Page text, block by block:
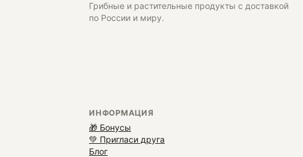
Грибные и растительные продукты с доставкой
по России и миру.
ИНФОРМАЦИЯ
🎁 Бонусы
💚 Пригласи друга
Блог